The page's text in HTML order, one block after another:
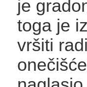
je
toga je
vršiti